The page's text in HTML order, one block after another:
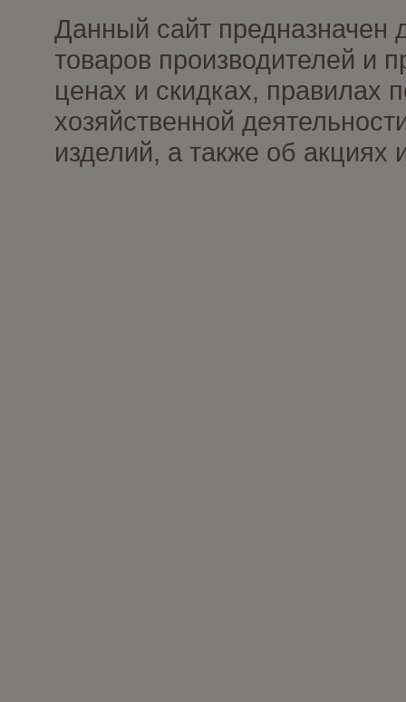
Данный сайт предназначен
товаров производителей и
ценах и скидках, правилах
хозяйственной
изделий, а также об